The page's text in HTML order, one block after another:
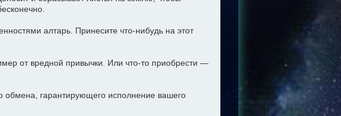
алтарь. Принесите что-нибудь на этот
от вредной привычки. Или что-то приобрести —
обмена, гарантирующего исполнение вашего